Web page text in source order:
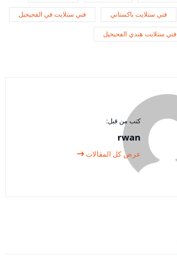
فني ستلايت باكستاني فني ستلايت في الفحيحيل
فني ستلايت هندي الفحيحيل
كتب من قبل:
rwan
عرض كل المقالات